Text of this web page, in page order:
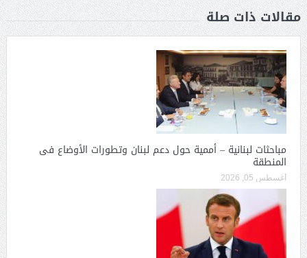
مقالات ذات صلة
مباحثات لبنانية – أممية حول دعم لبنان وتطورات الأوضاع فى
المنطقة
أغسطس 05, 2026